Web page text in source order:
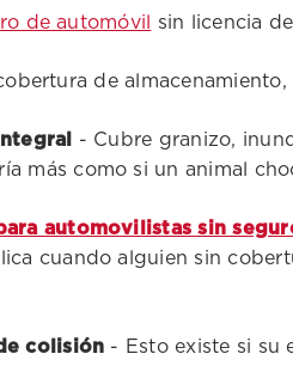
de automóvil sin licencia
de almacenamiento,
- Cubre granizo,
más como si un animal
automovilistas sin
cuando alguien sin
colisión - Esto existe si su